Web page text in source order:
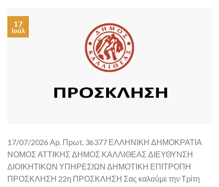
17
Ιούλ
17/07/2026 Αρ. Πρωτ. 36377 ΕΛΛΗΝΙΚΗ ΔΗΜΟΚΡΑΤΙΑ
ΝΟΜΟΣ ΑΤΤΙΚΗΣ ΔΗΜΟΣ ΚΑΛΛΙΘΕΑΣ ΔΙΕΥΘΥΝΣΗ
ΔΙΟΙΚΗΤΙΚΩΝ ΥΠΗΡΕΣΙΩΝ ΔΗΜΟΤΙΚΗ ΕΠΙΤΡΟΠΗ
ΠΡΟΣΚΛΗΣΗ 22η ΠΡΟΣΚΛΗΣΗ Σας καλούμε την Τρίτη